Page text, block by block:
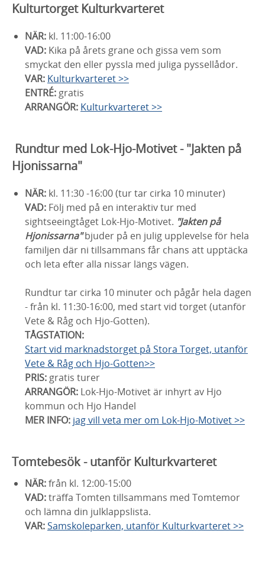
Kulturtorget Kulturkvarteret
NÄR: kl. 11:00-16:00
VAD: Kika på årets grane och gissa vem som
smyckat den eller pyssla med juliga pyssellådor.
VAR: Kulturkvarteret >>
ENTRÉ: gratis
ARRANGÖR: Kulturkvarteret >>
Rundtur med Lok-Hjo-Motivet - "Jakten på
Hjonissarna"
NÄR: kl. 11:30 -16:00 (tur tar cirka 10 minuter)
VAD: Följ med på en interaktiv tur med
sightseeingtåget Lok-Hjo-Motivet. "Jakten på
Hjonissarna"bjuder på en julig upplevelse för hela
familjen där ni tillsammans får chans att upptäcka
och leta efter alla nissar längs vägen.
Rundtur tar cirka 10 minuter och pågår hela dagen
- från kl. 11:30-16:00, med start vid torget (utanför
Vete & Råg och Hjo-Gotten).
TÅGSTATION:
Start vid marknadstorget på Stora Torget, utanför
Vete & Råg och Hjo-Gotten>>
PRIS: gratis turer
ARRANGÖR: Lok-Hjo-Motivet är inhyrt av Hjo
kommun och Hjo Handel
MER INFO: jag vill veta mer om Lok-Hjo-Motivet >>
Tomtebesök - utanför Kulturkvarteret
NÄR:från kl. 12:00-15:00
VAD:träffa Tomten tillsammans med Tomtemor
och lämna din julklappslista.
VAR:Samskoleparken, utanför Kulturkvarteret >>